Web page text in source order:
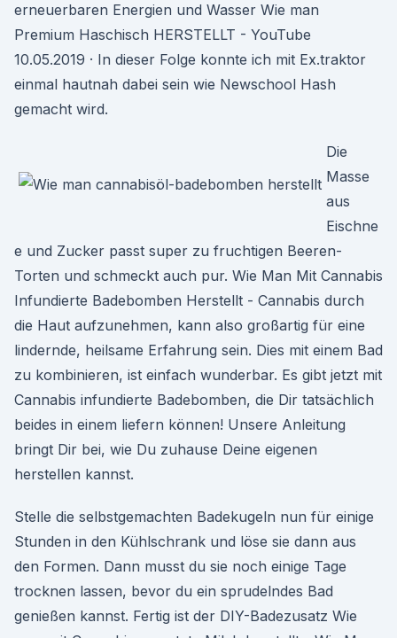
erneuerbaren Energien und Wasser Wie man
Premium Haschisch HERSTELLT - YouTube
10.05.2019 · In dieser Folge konnte ich mit Ex.traktor
einmal hautnah dabei sein wie Newschool Hash
gemacht wird.
Die
Masse
aus
Eischne
e und Zucker passt super zu fruchtigen Beeren-
Torten und schmeckt auch pur. Wie Man Mit Cannabis
Infundierte Badebomben Herstellt - Cannabis durch
die Haut aufzunehmen, kann also großartig für eine
lindernde, heilsame Erfahrung sein. Dies mit einem Bad
zu kombinieren, ist einfach wunderbar. Es gibt jetzt mit
Cannabis infundierte Badebomben, die Dir tatsächlich
beides in einem liefern können! Unsere Anleitung
bringt Dir bei, wie Du zuhause Deine eigenen
herstellen kannst.
Stelle die selbstgemachten Badekugeln nun für einige
Stunden in den Kühlschrank und löse sie dann aus
den Formen. Dann musst du sie noch einige Tage
trocknen lassen, bevor du ein sprudelndes Bad
genießen kannst. Fertig ist der DIY-Badezusatz Wie